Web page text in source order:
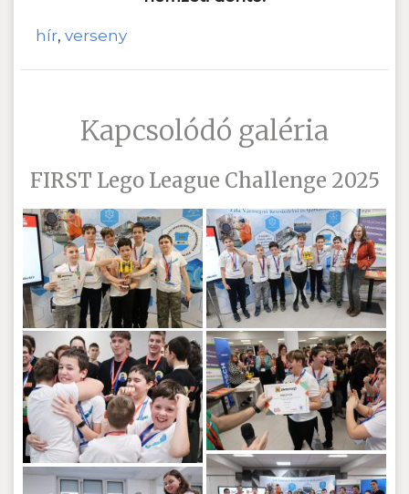
hír, verseny
Kapcsolódó galéria
FIRST Lego League Challenge 2025